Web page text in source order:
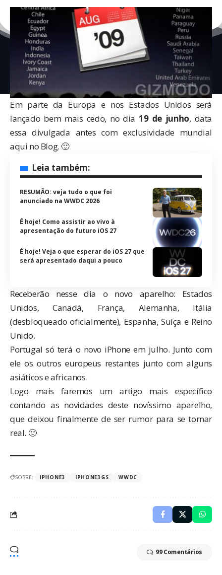
112 Comentários
Em parte da Europa e nos Estados Unidos será
lançado bem mais cedo, no dia19 de junho, data
essadivulgada antes com exclusividade mundial
aqui no Blog. 🙂
Leia também:
RESUMÃO: veja tudo o que foi
anunciado na WWDC 2026
É hoje! Como assistir ao vivo à
apresentação do futuro iOS 27
É hoje! Veja o que esperar do iOS 27 que
será apresentado daqui a pouco
Receberão nesse dia o novo aparelho: Estados
Unidos, Canadá, França, Alemanha, Itália
(desbloqueado oficialmente), Espanha, Suíça e Reino
Unido.
Portugal só terá o novo iPhone em julho. Junto com
ele os outros europeus restantes junto com alguns
asiáticos e africanos.
Logo mais faremos um artigo mais específico
contando as novidades deste novíssimo aparelho,
que deixou finalmente de ser rumor para se tornar
real. 🙂
SOBRE: IPHONE3 IPHONE3GS WWDC
99 Comentários
2008-2026 © Blog do iPhone – We are the troublemakers.